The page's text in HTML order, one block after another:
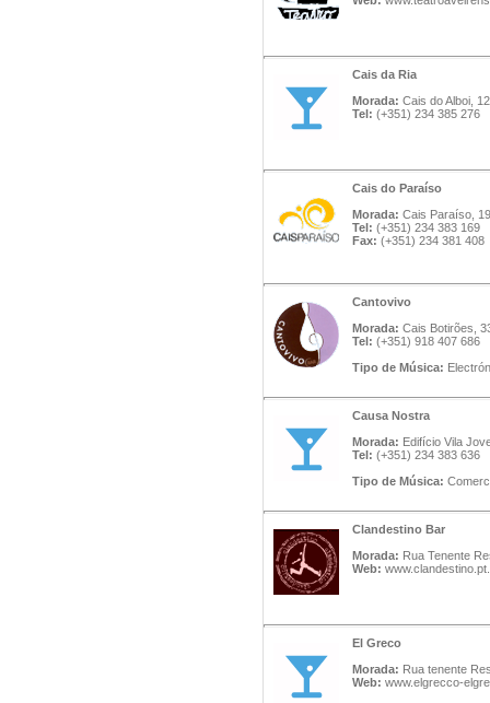
Cais da Ria
Morada: Cais do Alboi,
Tel: (+351) 234 385 276
Cais do Paraíso
Morada: Cais Paraíso,
Tel: (+351) 234 383 169
Fax: (+351) 234 381 408
Cantovivo
Morada: Cais Botirões,
Tel: (+351) 918 407 686
Tipo de Música:
Causa Nostra
Morada: Edifício Vila
Tel: (+351) 234 383 636
Tipo de Música:
Clandestino Bar
Morada: Rua Tenente
Web:
El Greco
Morada: Rua tenente
Web: www.elgrecco-